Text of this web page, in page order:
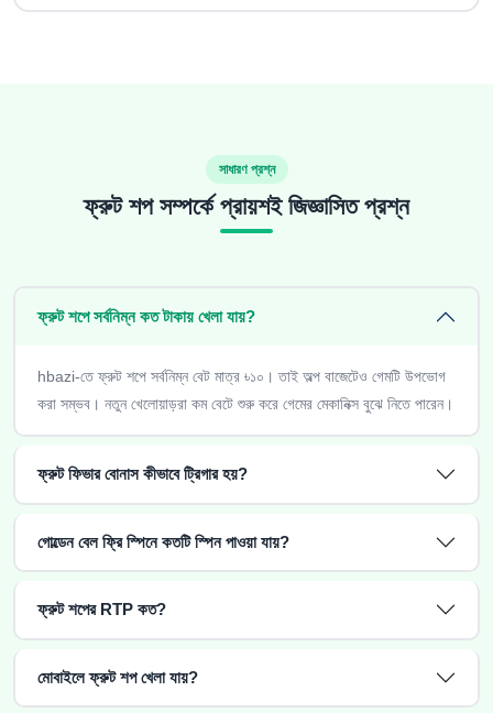
সাধারণ প্রশ্ন
ফ্রুট শপ সম্পর্কে প্রায়শই জিজ্ঞাসিত প্রশ্ন
ফ্রুট শপে সর্বনিম্ন কত টাকায় খেলা যায়?
hbazi-তে ফ্রুট শপে সর্বনিম্ন বেট মাত্র ৳১০। তাই অল্প বাজেটেও গেমটি উপভোগ
করা সম্ভব। নতুন খেলোয়াড়রা কম বেটে শুরু করে গেমের মেকানিক্স বুঝে নিতে পারেন।
ফ্রুট ফিভার বোনাস কীভাবে ট্রিগার হয়?
গোল্ডেন বেল ফ্রি স্পিনে কতটি স্পিন পাওয়া যায়?
ফ্রুট শপের RTP কত?
মোবাইলে ফ্রুট শপ খেলা যায়?